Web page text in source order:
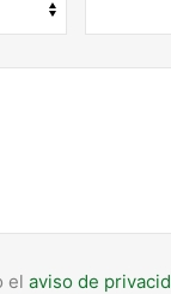
el aviso de